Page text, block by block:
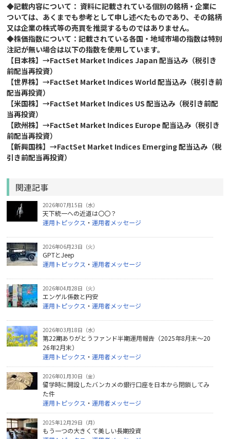
◆記載内容について： 資料に記載されている個別の銘柄・企業に
ついては、あくまでも参考として申し述べたものであり、その銘柄
又は企業の株式等の売買を推奨するものではありません。
◆株価指数について：記載されている各国・地域市場の指数は特別
注記が無い場合は以下の指数を使用しています。
【日本株】→FactSet Market Indices Japan 配当込み（税引き
前配当再投資）
【世界株】→FactSet Market Indices World 配当込み（税引き前
配当再投資）
【米国株】→FactSet Market Indices US 配当込み（税引き前配
当再投資）
【欧州株】→FactSet Market Indices Europe 配当込み（税引き
前配当再投資）
【新興国株】→FactSet Market Indices Emerging 配当込み（税
引き前配当再投資）
関連記事
2026年07月15日（水）
天下統一への近道は〇〇？
運用トピックス ・運用者メッセージ
2026年06月23日（火）
GPTとJeep
運用トピックス ・運用者メッセージ
2026年04月28日（火）
エンゲル係数と円安
運用トピックス ・運用者メッセージ
2026年03月18日（水）
第22期ありがとうファンド半期運用報告（2025年8月末～20
26年2月末）
運用トピックス ・運用者メッセージ
2026年01月30日（金）
留学時に開設したバンカメの銀行口座を日本から閉鎖してみ
た件
運用トピックス ・運用者メッセージ
2025年12月29日（月）
もう一つの大きくて美しい長期投資